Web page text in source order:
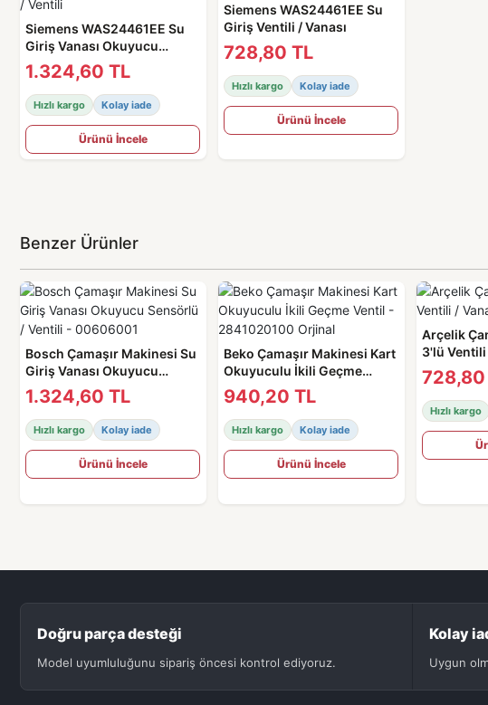
Siemens WAS24461EE Su
Giriş Vanası Okuyucu
Sensörlü / Ventili
1.324,60 TL
Hızlı kargo Kolay iade
Ürünü İncele
Siemens WAS24461EE Su
Giriş Ventili / Vanası
728,80 TL
Hızlı kargo Kolay iade
Ürünü İncele
Benzer Ürünler
Bosch Çamaşır Makinesi Su
Giriş Vanası Okuyucu
Sensörlü / Ventili -
00606001
1.324,60 TL
Hızlı kargo Kolay iade
Ürünü İncele
Beko Çamaşır Makinesi Kart
Okuyuculu İkili Geçme
Ventil - 2841020100 Orjinal
940,20 TL
Hızlı kargo Kolay iade
Ürünü İncele
Arçelik
3'lü Ventili
728,80
Hızlı kargo
Doğru parça desteği
Model uyumluluğunu sipariş öncesi kontrol ediyoruz.
Kolay
Uygun